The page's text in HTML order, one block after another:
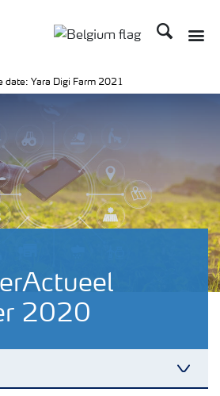
Zoek op
2020
date: Yara Digi Farm 2021